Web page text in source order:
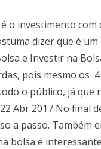
o investimento
dizer que é
e Investir na
pois mesmo os
o público, já
Abr 2017 No final
a passo. Também
bolsa é